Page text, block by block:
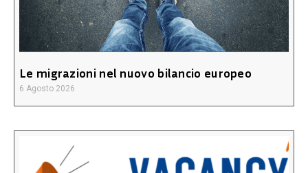
Le migrazioni nel nuovo bilancio europeo
6 Agosto 2026